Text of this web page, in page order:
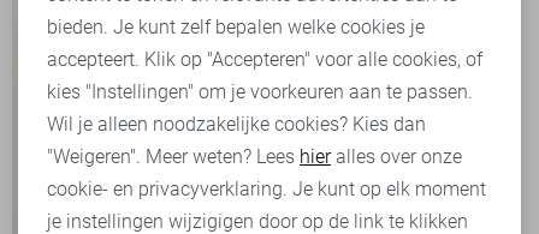
bieden. Je kunt zelf bepalen welke cookies je
accepteert. Klik op "Accepteren" voor alle cookies, of
kies "Instellingen" om je voorkeuren aan te passen.
Wil je alleen noodzakelijke cookies? Kies dan
"Weigeren". Meer weten? Lees hieralles over onze
cookie- en privacyverklaring. Je kunt op elk moment
je instellingen wijzigigen door op de link te klikken